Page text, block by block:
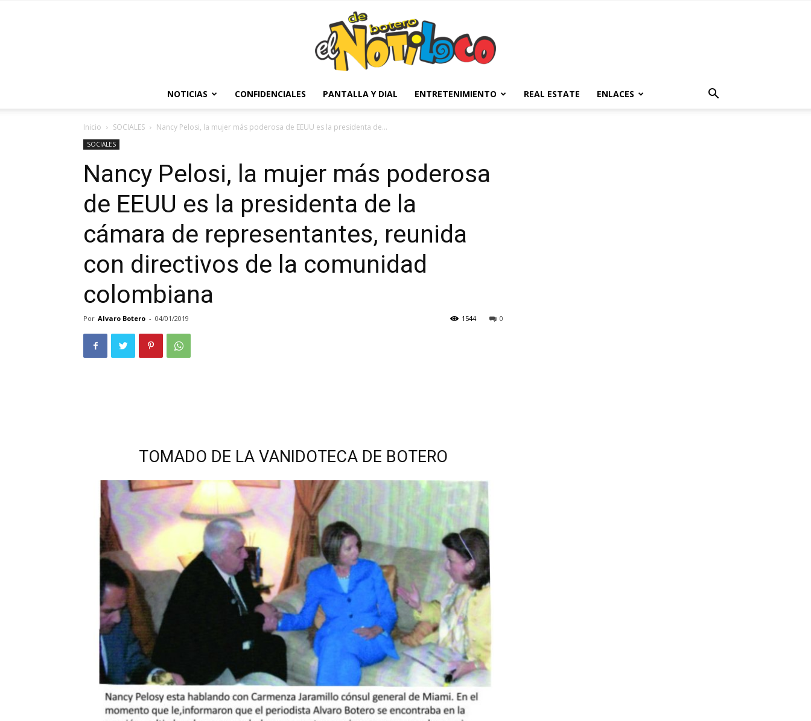
de
NOTICIAS CONFIDENCIALES PANTALLA Y DIAL ENTRETENIMIENTO REAL ESTATE ENLACES
Inicio SOCIALES Nancy Pelosi, la mujer más poderosa de EEUU es la presidenta de...
SOCIALES
Nancy Pelosi, la mujer más poderosa
de EEUU es la presidenta de la
cámara de representantes, reunida
con directivos de la comunidad
colombiana
Por Alvaro Botero - 04/01/2019 0
1544
TOMADO DE LA VANIDOTECA DE BOTERO